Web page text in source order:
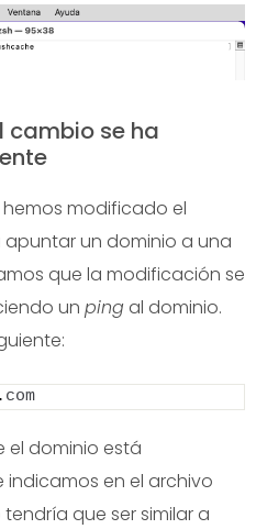
cambio se ha
modificado el
un dominio a una
que la modificación se
un ping al dominio.
com
el dominio está
en el archivo
que ser similar a